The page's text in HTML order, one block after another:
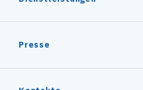
Geschichte
Gründe zu investieren
Unternehmen in der
Presse